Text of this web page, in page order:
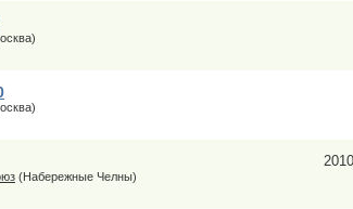
(Набережные Челны)
2010